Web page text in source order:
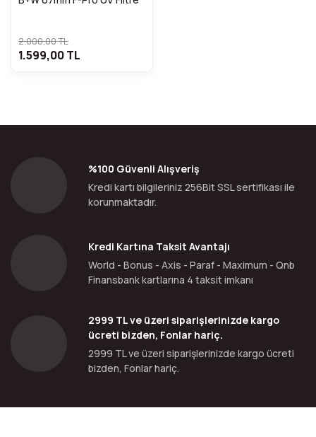
2.000,00 TL
1.599,00 TL
%100 Güvenli Alışveriş
Kredi kartı bilgileriniz 256Bit SSL sertifikası ile
korunmaktadır.
Kredi Kartına Taksit Avantajı
World - Bonus - Axis - Paraf - Maximum - Qnb
Finansbank kartlarına 4 taksit imkanı
2999 TL ve üzeri siparişlerinizde kargo
ücreti bizden, Fonlar hariç.
2999 TL ve üzeri siparişlerinizde kargo ücreti
bizden, Fonlar hariç.